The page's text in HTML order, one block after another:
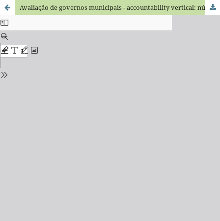
Avaliação de governos municipais - accountability vertical: número de prefeitos eleitos por partido e região.